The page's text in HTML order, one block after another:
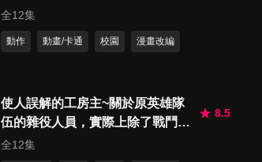
第132集 全力
第133集 刺客
全12集
動作 動畫/卡通 校園 漫畫改編
使人誤解的工房主~關於原英雄隊
伍的雜役人員，實際上除了戰鬥能
力外全是SSS的故事~
8.5
全12集